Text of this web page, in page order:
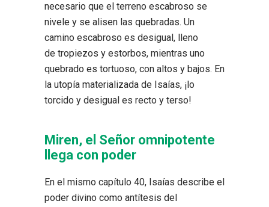
necesario que el terreno escabroso se
nivele y se alisen las quebradas. Un
camino escabroso es desigual, lleno
de tropiezos y estorbos, mientras uno
quebrado es tortuoso, con altos y bajos. En
la utopía materializada de Isaías, ¡lo
torcido y desigual es recto y terso!
Miren, el Señor omnipotente
llega con poder
En el mismo capítulo 40, Isaías describe el
poder divino como antítesis del